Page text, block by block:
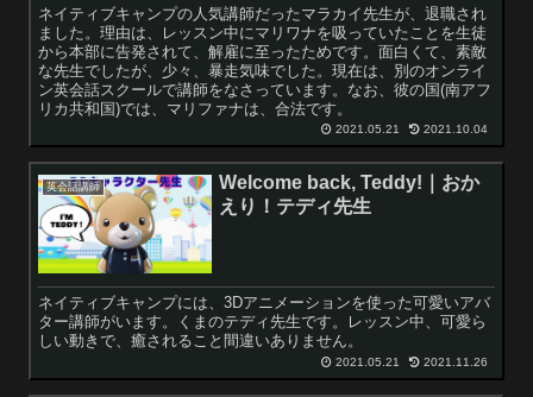
ネイティブキャンプの人気講師だったマラカイ先生が、退職され
ました。理由は、レッスン中にマリワナを吸っていたことを生徒
から本部に告発されて、解雇に至ったためです。面白くて、素敵
な先生でしたが、少々、暴走気味でした。現在は、別のオンライ
ン英会話スクールで講師をなさっています。なお、彼の国(南アフ
リカ共和国)では、マリファナは、合法です。
2021.05.21 2021.10.04
英会話講師
Welcome back, Teddy!｜おか
えり！テディ先生
ネイティブキャンプには、3Dアニメーションを使った可愛いアバ
ター講師がいます。くまのテディ先生です。レッスン中、可愛ら
しい動きで、癒されること間違いありません。
2021.05.21 2021.11.26